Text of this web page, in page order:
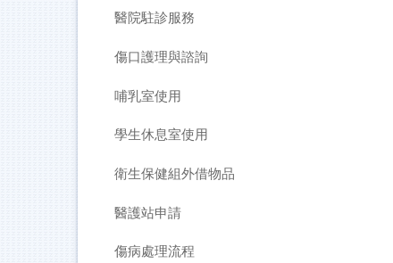
醫院駐診服務
傷口護理與諮詢
哺乳室使用
學生休息室使用
衛生保健組外借物品
醫護站申請
傷病處理流程